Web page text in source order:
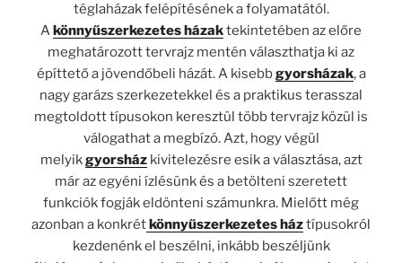
téglaházak felépítésének a folyamatától.
Akönnyűszerkezetes házaktekintetében az előre
meghatározott tervrajz mentén választhatja ki az
építtető a jövendőbeli házát. A kisebbgyorsházak, a
nagy garázs szerkezetekkel és a praktikus terasszal
megtoldott típusokon keresztül több tervrajz közül is
válogathat a megbízó. Azt, hogy végül
melyikgyorsházkivitelezésre esik a választása, azt
már az egyéni ízlésünk és a betölteni szeretett
funkciók fogják eldönteni számunkra. Mielőtt még
azonban a konkrétkönnyűszerkezetes háztípusokról
kezdenénk el beszélni, inkább beszéljünk